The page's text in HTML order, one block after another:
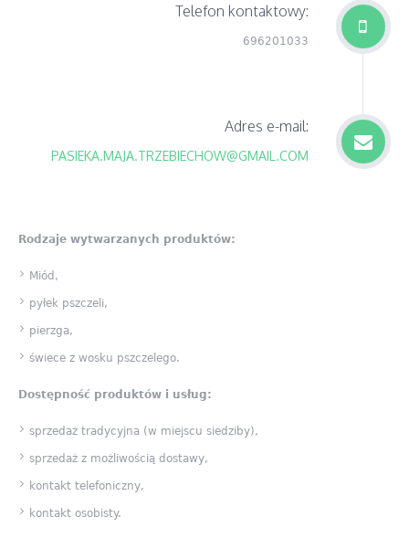
Telefon kontaktowy:
696201033
Adres e-mail:
PASIEKA.MAJA.TRZEBIECHOW@GMAIL.COM
Rodzaje wytwarzanych produktów:
Miód,
pyłek pszczeli,
pierzga,
świece z wosku pszczelego.
Dostępność produktów i usług:
sprzedaż tradycyjna (w miejscu siedziby),
sprzedaż z możliwością dostawy,
kontakt telefoniczny,
kontakt osobisty.